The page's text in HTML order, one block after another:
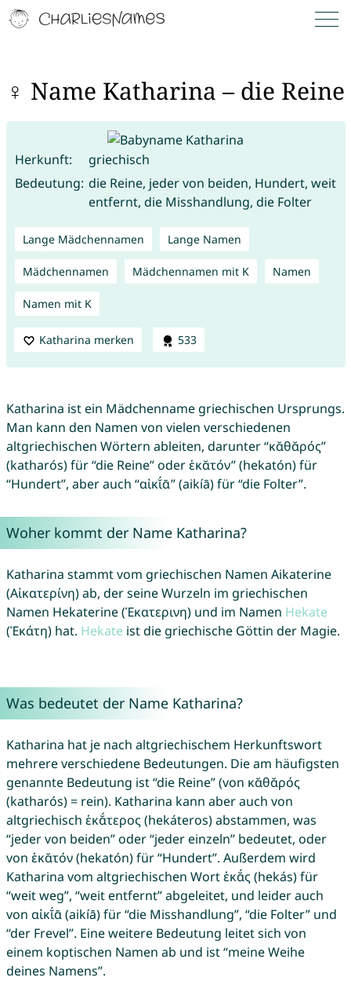
♀ Name Katharina – die Reine
Herkunft:
griechisch
Bedeutung: die Reine, jeder von beiden, Hundert, weit
entfernt, die Misshandlung, die Folter
Lange Mädchennamen Lange Namen
Mädchennamen Mädchennamen mit K Namen
Namen mit K
Katharina merken 533
Katharina ist ein Mädchenname griechischen Ursprungs.
Man kann den Namen von vielen verschiedenen
altgriechischen Wörtern ableiten, darunter “κᾰθᾰρός”
(katharós) für “die Reine” oder ἑκᾰτόν” (hekatón) für
“Hundert”, aber auch “αἰκῐ́ᾱ” (aikíā) für “die Folter”.
Woher kommt der Name Katharina?
Katharina stammt vom griechischen Namen Aikaterine
(Αἰκατερίνη) ab, der seine Wurzeln im griechischen
Namen Hekaterine (Ἑκατερινη) und im Namen Hekate
(Ἑκάτη) hat. Hekate ist die griechische Göttin der Magie.
Was bedeutet der Name Katharina?
Katharina hat je nach altgriechischem Herkunftswort
mehrere verschiedene Bedeutungen. Die am häufigsten
genannte Bedeutung ist “die Reine” (von κᾰθᾰρός
(katharós) = rein). Katharina kann aber auch von
altgriechisch ἑκᾰ́τερος (hekáteros) abstammen, was
“jeder von beiden” oder “jeder einzeln” bedeutet, oder
von ἑκᾰτόν (hekatón) für “Hundert”. Außerdem wird
Katharina vom altgriechischen Wort ἑκᾰ́ς (hekás) für
“weit weg”, “weit entfernt” abgeleitet, und leider auch
von αἰκῐ́ᾱ (aikíā) für “die Misshandlung”, “die Folter” und
“der Frevel”. Eine weitere Bedeutung leitet sich von
einem koptischen Namen ab und ist “meine Weihe
deines Namens”.